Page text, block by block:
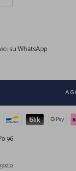
su WhatsApp
96